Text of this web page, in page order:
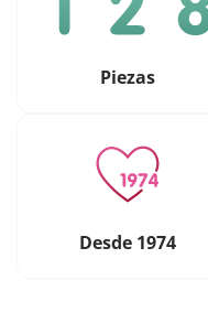
Piezas
Desde 1974